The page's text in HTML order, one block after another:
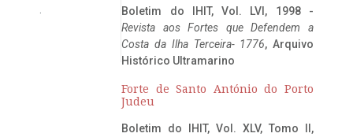
Boletim do IHIT, Vol. LVI, 1998 -
Revista aos Fortes que Defendem a
Costa da Ilha Terceira- 1776, Arquivo
Histórico Ultramarino
Forte de Santo António do Porto
Judeu
Boletim do IHIT, Vol. XLV, Tomo II,